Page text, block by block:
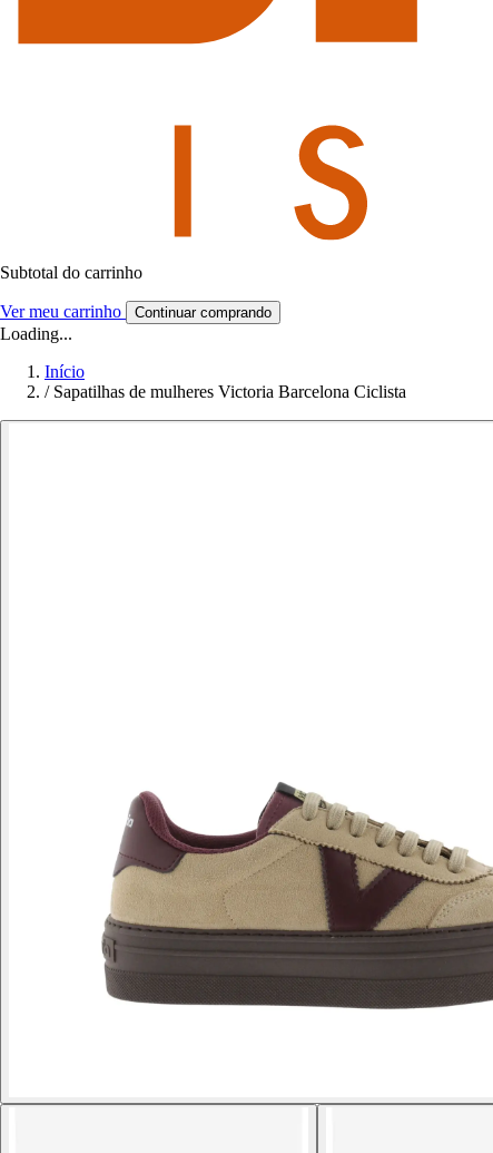
Subtotal do carrinho
Ver meu carrinho Continuar comprando
Loading...
Início
/ Sapatilhas de mulheres Victoria Barcelona Ciclista